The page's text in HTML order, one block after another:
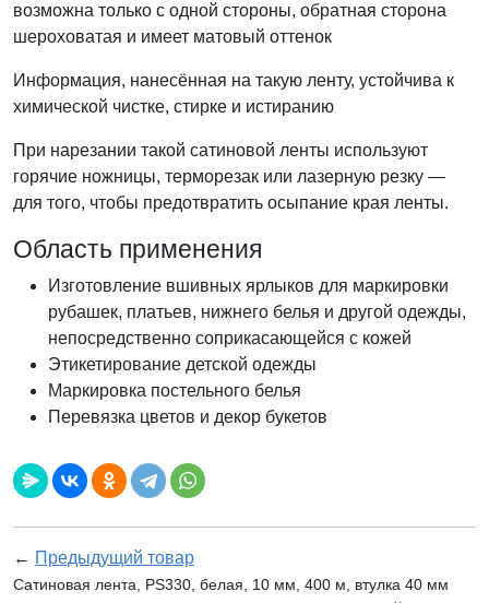
возможна только с одной стороны, обратная сторона
шероховатая и имеет матовый оттенок
Информация, нанесённая на такую ленту, устойчива к
химической чистке, стирке и истиранию
При нарезании такой сатиновой ленты используют
горячие ножницы, терморезак или лазерную резку —
для того, чтобы предотвратить осыпание края ленты.
Область применения
Изготовление вшивных ярлыков для маркировки
рубашек, платьев, нижнего белья и другой одежды,
непосредственно соприкасающейся с кожей
Этикетирование детской одежды
Маркировка постельного белья
Перевязка цветов и декор букетов
← Предыдущий товар
Сатиновая лента, PS330, белая, 10 мм, 400 м, втулка 40 мм